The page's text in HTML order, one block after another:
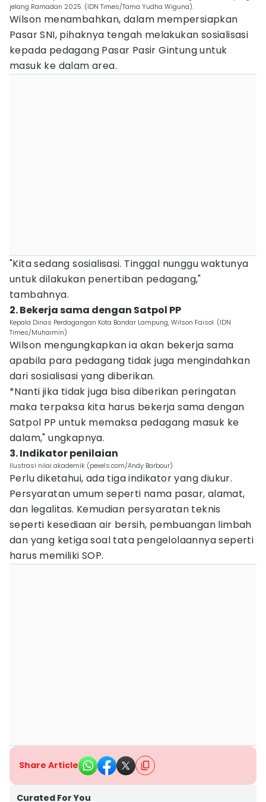
jelang Ramadan 2025. (IDN Times/Tama Yudha Wiguna).
Wilson menambahkan, dalam mempersiapkan
Pasar SNI, pihaknya tengah melakukan sosialisasi
kepada pedagang Pasar Pasir Gintung untuk
masuk ke dalam area.
"Kita sedang sosialisasi. Tinggal nunggu waktunya
untuk dilakukan penertiban pedagang,"
tambahnya.
2. Bekerja sama dengan Satpol PP
Kepala Dinas Perdagangan Kota Bandar Lampung, Wilson Faisol. (IDN
Times/Muhaimin)
Wilson mengungkapkan ia akan bekerja sama
apabila para pedagang tidak juga mengindahkan
dari sosialisasi yang diberikan.
*Nanti jika tidak juga bisa diberikan peringatan
maka terpaksa kita harus bekerja sama dengan
Satpol PP untuk memaksa pedagang masuk ke
dalam," ungkapnya.
3. Indikator penilaian
Ilustrasi nilai akademik (pexels.com/Andy Barbour)
Perlu diketahui, ada tiga indikator yang diukur.
Persyaratan umum seperti nama pasar, alamat,
dan legalitas. Kemudian persyaratan teknis
seperti kesediaan air bersih, pembuangan limbah
dan yang ketiga soal tata pengelolaannya seperti
harus memiliki SOP.
Share Article
Curated For You